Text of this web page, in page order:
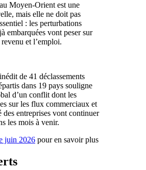
Moyen-Orient est une
mais elle ne doit pas
: les perturbations
embarquées vont peser sur
et l’emploi.
de 41 déclassements
dans 19 pays souligne
d’un conflit dont les
sur les flux commerciaux et
des entreprises vont continuer
les mois à venir.
juin 2026 pour en savoir plus